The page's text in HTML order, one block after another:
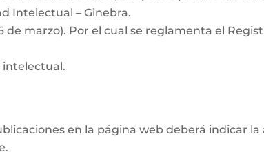
Intelectual – Ginebra.
de marzo). Por el cual se reglamenta el
en la página web deberá indicar